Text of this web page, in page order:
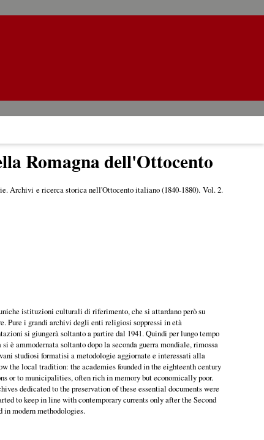
Romagna dell'Ottocento
Archivi e ricerca storica nell'Ottocento italiano (1840-1880). Vol. 2.
istituzioni culturali di riferimento, che si attardano però su
Pure i grandi archivi degli enti religiosi soppressi in età
si giungerà soltanto a partire dal 1941. Quindi per lungo tempo
ammodernata soltanto dopo la seconda guerra mondiale, rimossa
studiosi formatisi a metodologie aggiornate e interessati alla
the local tradition: the academies founded in the eighteenth century
or to municipalities, often rich in memory but economically poor.
dedicated to the preservation of these essential documents were
to keep in line with contemporary currents only after the Second
modern methodologies.